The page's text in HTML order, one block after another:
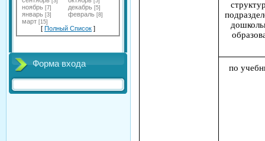
ноябрь [7] декабрь [5]
январь [3] февраль [8]
март [15]
[ Полный Список ]
Форма входа по